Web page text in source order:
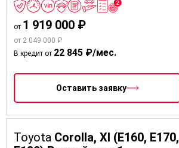
от 1 919 000 ₽
от 2 049 000 ₽
В кредит от 22 845 ₽/мес.
Оставить заявку
Toyota Corolla, XI (E160, E170,